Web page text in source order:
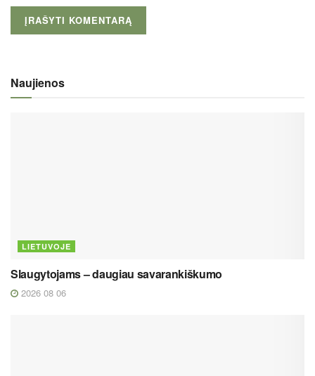
Naujienos
LIETUVOJE
Slaugytojams – daugiau savarankiškumo
2026 08 06